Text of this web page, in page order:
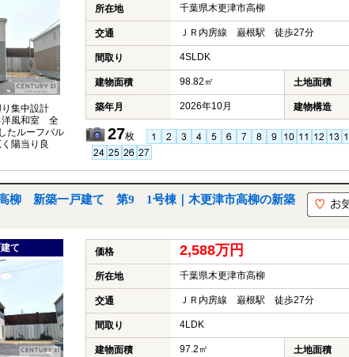
り集中設計
洋風和室 全
たルーフバル
陽当り良
所在地 千葉県木更津市高柳
交通 ＪＲ内房線 巌根駅 徒歩27分
間取り 4SLDK
建物面積 98.82㎡ 土地面積
築年月 2026年10月 建物構造
27枚
柳 新築一戸建て 第9 1号棟｜木更津市高柳の新築
て 価格 2,588万円
所在地 千葉県木更津市高柳
交通 ＪＲ内房線 巌根駅 徒歩27分
間取り 4LDK
建物面積 97.2㎡ 土地面積